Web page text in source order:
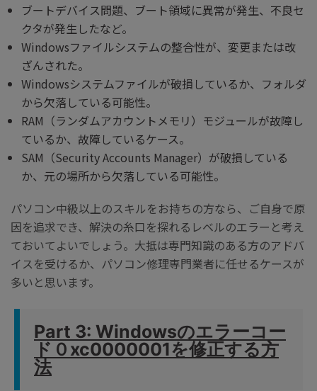
ブートデバイス問題、ブート領域に異常が発生、不良セ
クタが発生したなど。
Windowsファイルシステムの整合性が、変更または改
ざんされた。
Windowsシステムファイルが破損しているか、フォルダ
から欠落している可能性。
RAM（ランダムアカウントメモリ）モジュールが故障し
ているか、故障しているケース。
SAM（Security Accounts Manager）が破損している
か、元の場所から欠落している可能性。
パソコン中級以上のスキルをお持ちの方なら、ご自身で原
因を追求でき、解決の糸口を探れるレベルのエラーと考え
ておいてよいでしょう。大抵は専門知識のある方のアドバ
イスを受けるか、パソコン修理専門業者に任せるケースが
多いと思います。
Part 3: Windowsのエラーコー
ド０xc0000001を修正する方
法